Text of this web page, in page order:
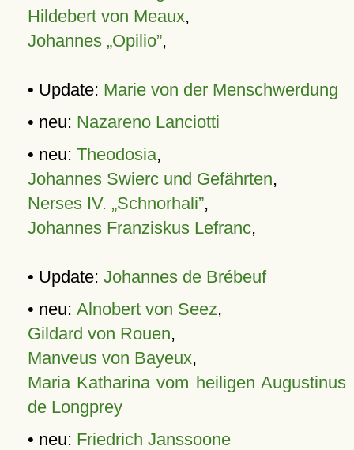
Hildebert von Meaux,
Johannes „Opilio”,
• Update: Marie von der Menschwerdung
• neu: Nazareno Lanciotti
• neu: Theodosia,
Johannes Swierc und Gefährten,
Nerses IV. „Schnorhali”,
Johannes Franziskus Lefranc,
• Update: Johannes de Brébeuf
• neu: Alnobert von Seez,
Gildard von Rouen,
Manveus von Bayeux,
Maria Katharina vom heiligen Augustinus
de Longprey
• neu: Friedrich Janssoone